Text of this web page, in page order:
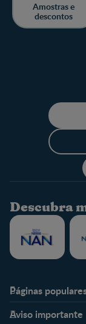
Amostras e
descontos
Descubra
Páginas
Sobre Nós
Aviso importante